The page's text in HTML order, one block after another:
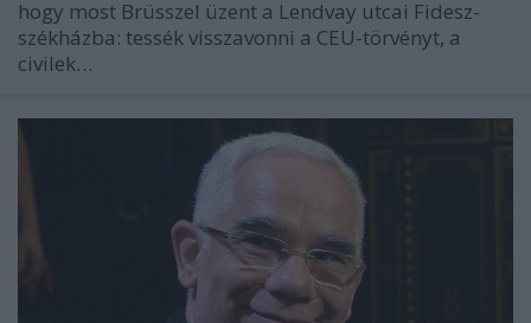
hogy most Brüsszel üzent a Lendvay utcai Fidesz-
székházba: tessék visszavonni a CEU-törvényt, a
civilek…